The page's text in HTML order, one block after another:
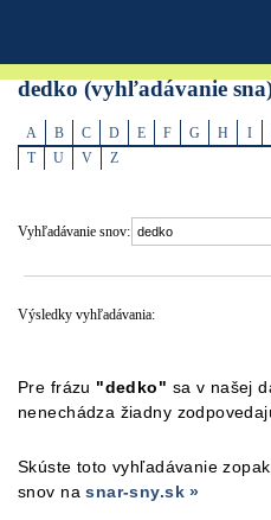
dedko (vyhľadávanie
A B C D E F G H I
T
U V Z
Vyhľadávanie snov:
Výsledky vyhľadávania:
Pre frázu "dedko" sa v našej
nenechádza žiadny
Skúste toto vyhľadávanie
snov nasnar-sny.sk »